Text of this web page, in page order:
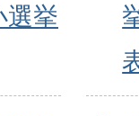
選挙